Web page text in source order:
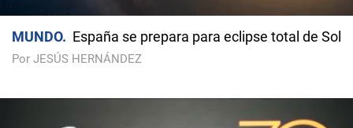
MUNDO España se prepara para eclipse total de Sol
Por JESÚS HERNÁNDEZ